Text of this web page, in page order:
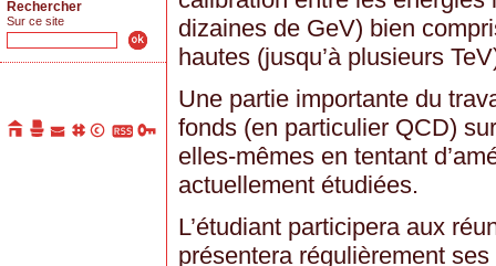
Rechercher
Sur ce site
dizaines de GeV) bien
hautes (jusqu’à plusieurs
Une partie importante du
fonds (en particulier QCD)
elles-mêmes en tentant
actuellement étudiées.
L’étudiant participera aux
présentera régulièrement